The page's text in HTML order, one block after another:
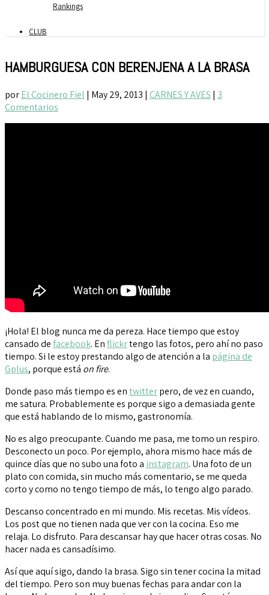
Rankings
CLUB
HAMBURGUESA CON BERENJENA A LA BRASA
porEl Cocinero Fiel | May 29, 2013 | CARNES Y AVES | 3
Comentarios
¡Hola! El blog nunca me da pereza. Hace tiempo que estoy
cansado defacebook. Enflickrtengo las fotos, pero ahí no paso
tiempo. Si le estoy prestando algo de atención a la página de
Gplus, porque está on fire.
Donde paso más tiempo es entwitterpero, de vez en cuando,
me satura. Probablemente es porque sigo a demasiada gente
que está hablando de lo mismo, gastronomía.
No es algo preocupante. Cuando me pasa, me tomo un respiro.
Desconecto un poco. Por ejemplo, ahora mismo hace más de
quince días que no subo una foto a instagram. Una foto de un
plato con comida, sin mucho más comentario, se me queda
corto y como no tengo tiempo de más, lo tengo algo parado.
Descanso concentrado en mi mundo. Mis recetas. Mis vídeos.
Los post que no tienen nada que ver con la cocina. Eso me
relaja. Lo disfruto. Para descansar hay que hacer otras cosas. No
hacer nada es cansadísimo.
Así que aquí sigo, dando la brasa. Sigo sin tener cocina la mitad
del tiempo. Pero son muy buenas fechas para andar con la